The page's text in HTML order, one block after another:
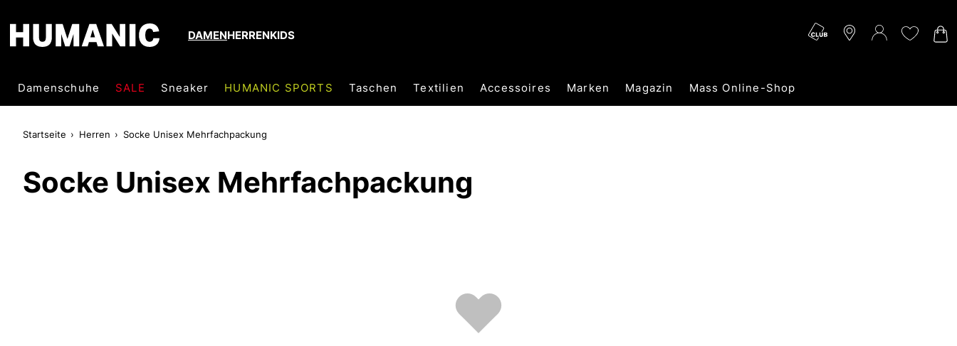
DAMENHERRENKIDS
Damenschuhe SALE Sneaker HUMANIC SPORTS Taschen Textilien Accessoires Marken Magazin Mass Online-Shop
Startseite Herren Socke Unisex Mehrfachpackung
Socke Unisex Mehrfachpackung